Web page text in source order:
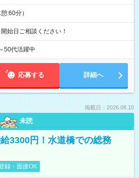
:60分）
日ご相談ください！
50代活躍中
応募する 詳細へ
掲載日：2026.08.10
未読
3300円！水道橋での総務
録・面接OK